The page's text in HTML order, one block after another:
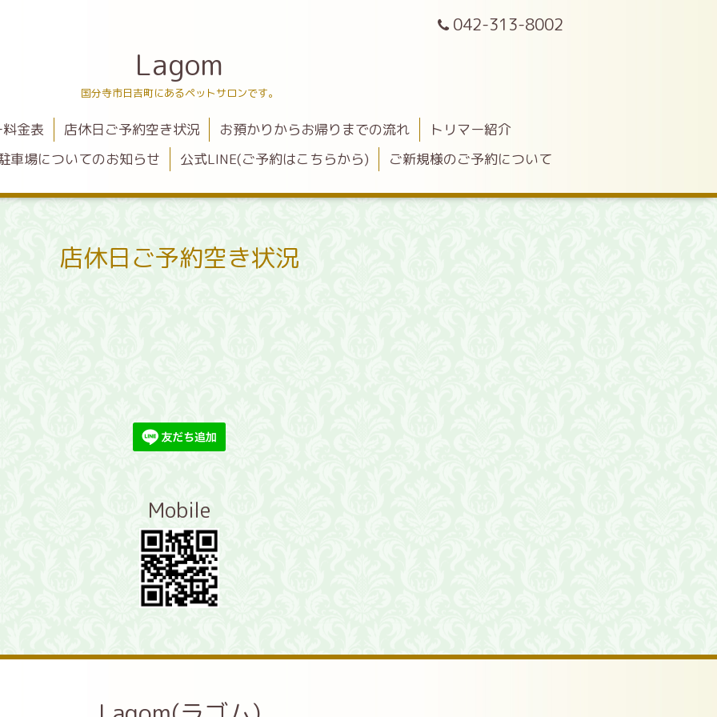
042-313-8002
Lagom
国分寺市日吉町にあるペットサロンです。
金表 店休日ご予約空き状況 お預かりからお帰りまでの流れ
トリマー紹介
車場についてのお知らせ
公式LINE(ご予約はこちらから) ご新規様のご予約について
店休日ご予約空き状況
Mobile